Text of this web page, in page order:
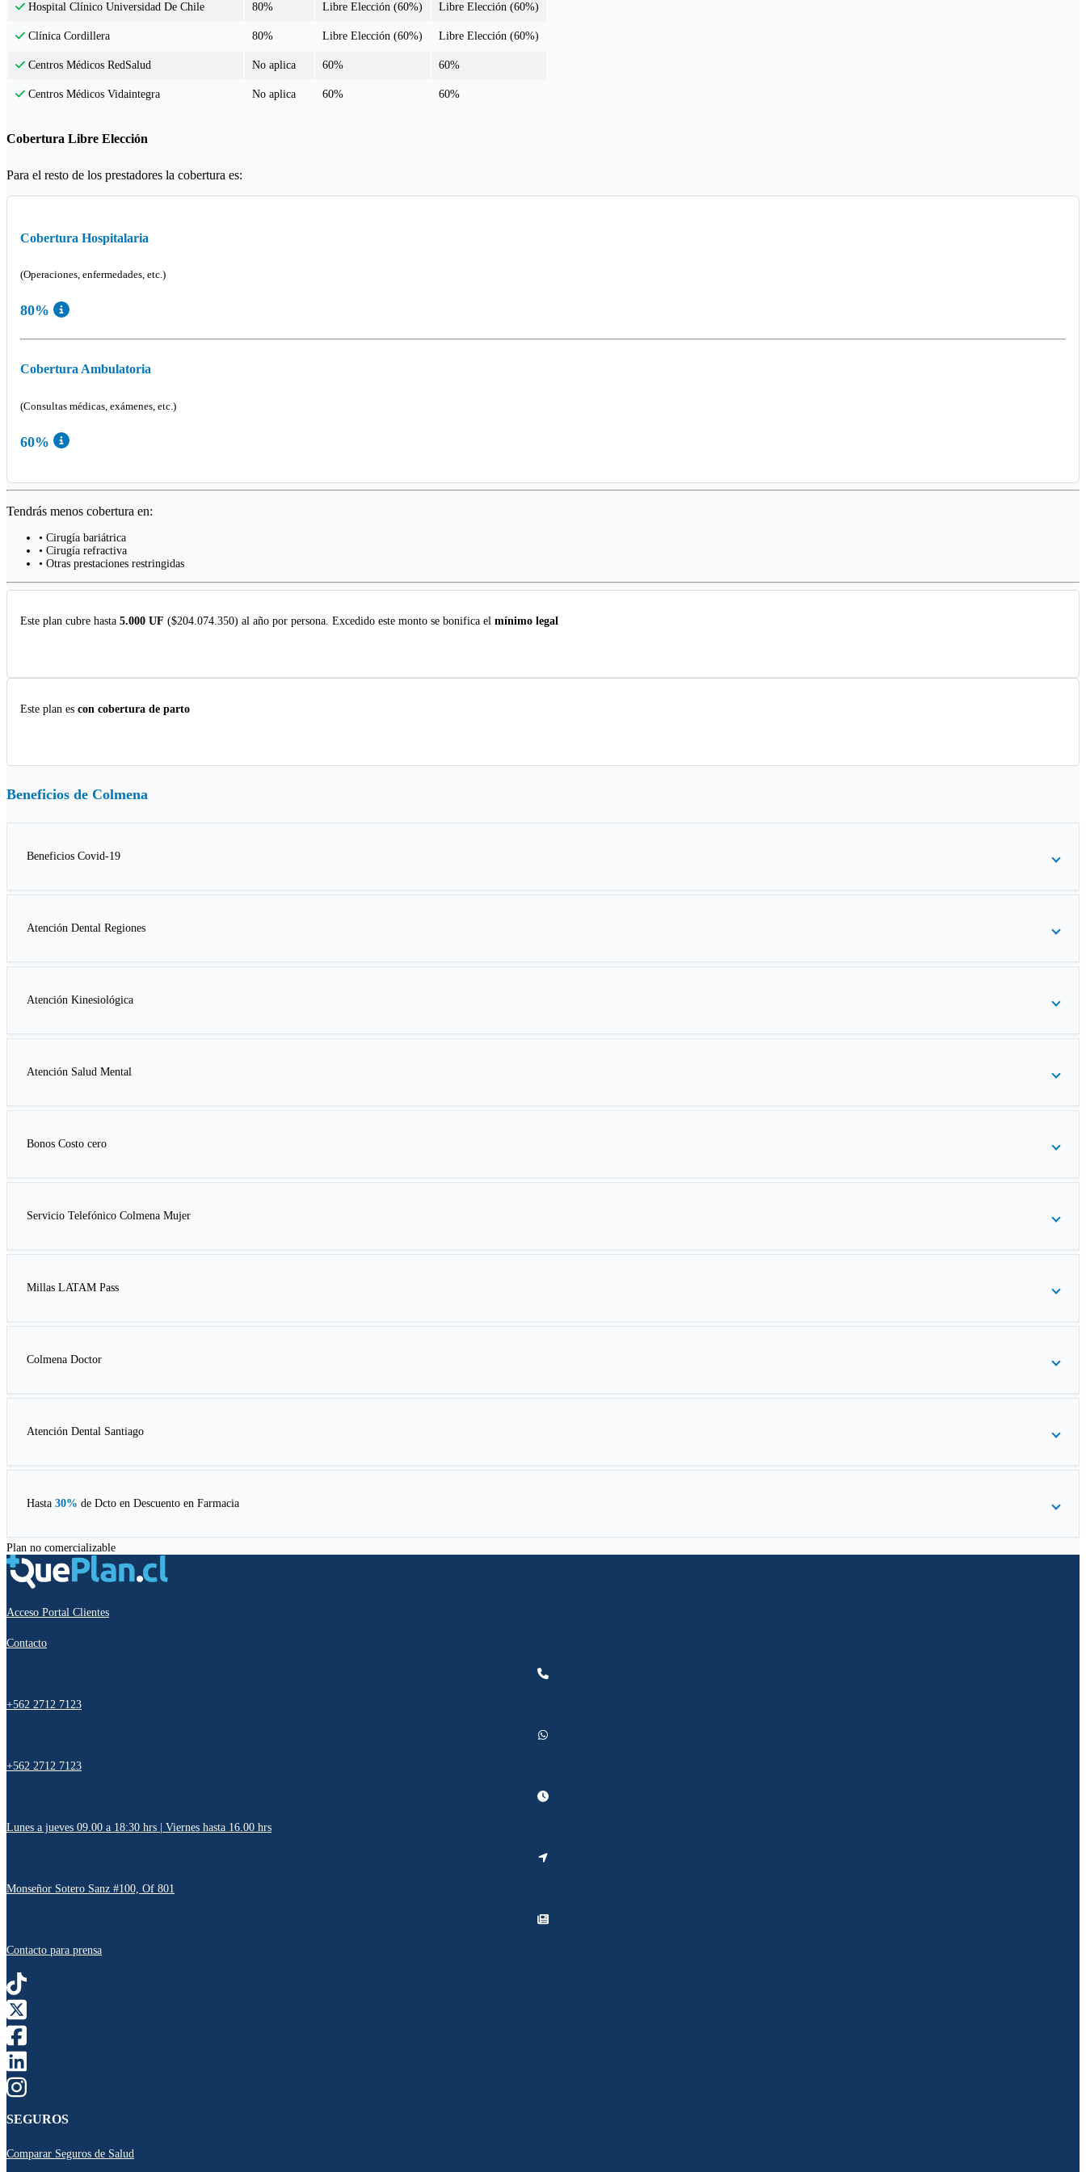
Hospital Clínico Universidad De Chile 80% Libre Elección (60%) Libre Elección (60%)
Clínica Cordillera 80% Libre Elección (60%) Libre Elección (60%)
Centros Médicos RedSalud No aplica 60% 60%
Centros Médicos Vidaintegra No aplica 60% 60%
Cobertura Libre Elección
Para el resto de los prestadores la cobertura es:
Cobertura Hospitalaria
(Operaciones, enfermedades, etc.)
80%
Cobertura Ambulatoria
(Consultas médicas, exámenes, etc.)
60%
Tendrás menos cobertura en:
• Cirugía bariátrica
• Cirugía refractiva
• Otras prestaciones restringidas
Este plan cubre hasta 5.000 UF ($204.074.350) al año por persona. Excedido este monto se bonifica el mínimo legal
Este plan es con cobertura de parto
Beneficios de Colmena
Beneficios Covid-19
Atención Dental Regiones
Atención Kinesiológica
Atención Salud Mental
Bonos Costo cero
Servicio Telefónico Colmena Mujer
Millas LATAM Pass
Colmena Doctor
Atención Dental Santiago
Hasta 30% de Dcto en Descuento en Farmacia
Plan no comercializable
Acceso Portal Clientes
Contacto
+562 2712 7123
+562 2712 7123
Lunes a jueves 09.00 a 18:30 hrs | Viernes hasta 16.00 hrs
Monseñor Sotero Sanz #100, Of 801
Contacto para prensa
SEGUROS
Comparar Seguros de Salud